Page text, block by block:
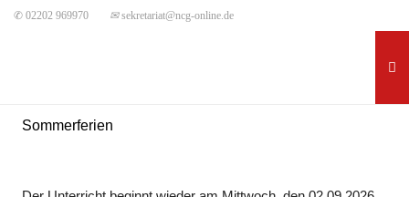
✆ 02202 969970 ✉sekretariat@ncg-online.de
Sommerferien